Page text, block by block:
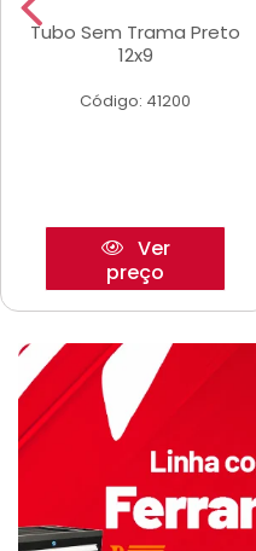
Tubo Sem Trama Preto
12x9
Código: 41200
Ver
preço